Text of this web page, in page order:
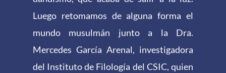
Luego retomamos de alguna forma el
mundo musulmán junto a la Dra.
Mercedes García Arenal, investigadora
del Instituto de Filología del CSIC, quien